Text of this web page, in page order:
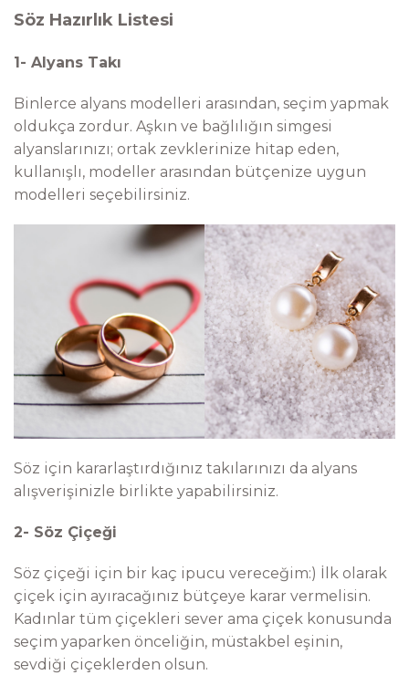
Söz Hazırlık Listesi
1- Alyans Takı
Binlerce alyans modelleri arasından, seçim yapmak
oldukça zordur. Aşkın ve bağlılığın simgesi
alyanslarınızı; ortak zevklerinize hitap eden,
kullanışlı, modeller arasından bütçenize uygun
modelleri seçebilirsiniz.
Söz için kararlaştırdığınız takılarınızı da alyans
alışverişinizle birlikte yapabilirsiniz.
2- Söz Çiçeği
Söz çiçeği için bir kaç ipucu vereceğim:) İlk olarak
çiçek için ayıracağınız bütçeye karar vermelisin.
Kadınlar tüm çiçekleri sever ama çiçek konusunda
seçim yaparken önceliğin, müstakbel eşinin,
sevdiği çiçeklerden olsun.